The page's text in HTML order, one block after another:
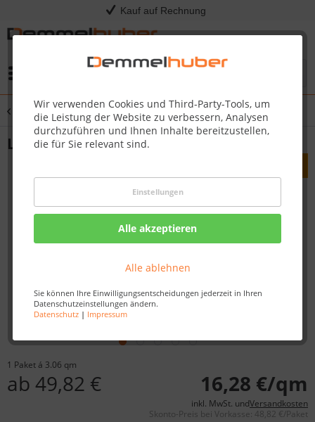
Kauf auf Rechnung
Wir verwenden Cookies und Third-Party-Tools, um
die Leistung der Website zu verbessern, Analysen
durchzuführen und Ihnen Inhalte bereitzustellen,
die für Sie relevant sind.
Einstellungen
Alle akzeptieren
Alle ablehnen
Sie können Ihre Einwilligungsentscheidungen jederzeit in Ihren
Datenschutzeinstellungen ändern.
Datenschutz| Impressum
Übersicht Laminat
Laminat LC 55 Eiche Marrakesch 6396
1 Paket á 3.06 qm
ab 49,82 € 16,28 €/qm
inkl. MwSt. undVersandkosten
Skonto-Preis bei Vorkasse: 48,82 €/Paket